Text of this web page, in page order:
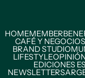
HOMEMEMBER
CAFÉ Y NEGOCIOS
BRAND STUDIO
LIFESTYLE
EDICIONES
NEWSLETTERS